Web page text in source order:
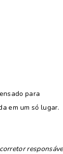
para
em um só lugar.